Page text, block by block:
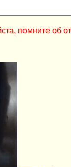
помните об